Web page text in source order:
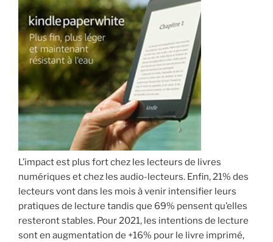
L’impact est plus fort chez les lecteurs de livres
numériques et chez les audio-lecteurs. Enfin, 21% des
lecteurs vont dans les mois à venir intensifier leurs
pratiques de lecture tandis que 69% pensent qu’elles
resteront stables. Pour 2021, les intentions de lecture
sont en augmentation de +16% pour le livre imprimé,